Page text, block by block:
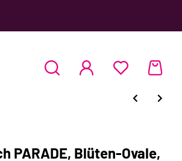
Blüten-Ovale,